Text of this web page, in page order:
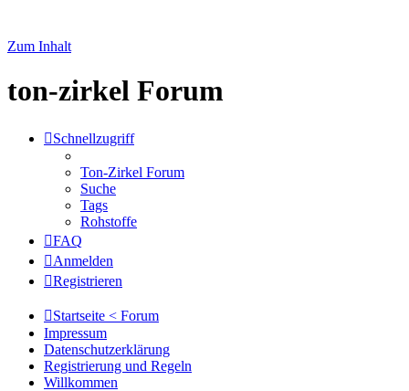
Zum Inhalt
ton-zirkel Forum
Schnellzugriff
Ton-Zirkel Forum
Suche
Tags
Rohstoffe
FAQ
Anmelden
Registrieren
Startseite < Forum
Impressum
Datenschutzerklärung
Registrierung und Regeln
Willkommen